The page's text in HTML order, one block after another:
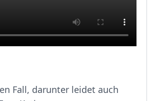
Fall, darunter leidet auch